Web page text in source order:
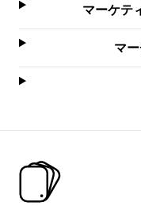
マーケテ
マ